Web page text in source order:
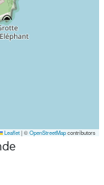
Leaflet |©OpenStreetMapcontributors